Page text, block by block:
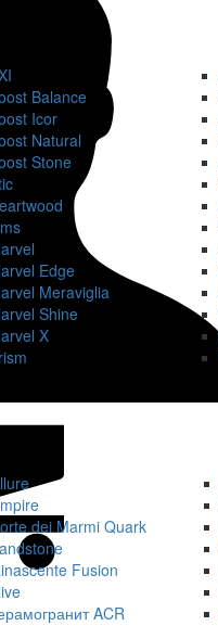
Balance
Icor
Natural
Stone
Edge
Meraviglia
Shine
X
dei Marmi Quark
Fusion
ACR